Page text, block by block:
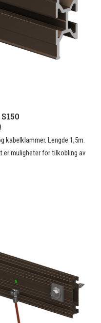
kabelklammer. Lengde 1,5m.
er muligheter for tilkobling av